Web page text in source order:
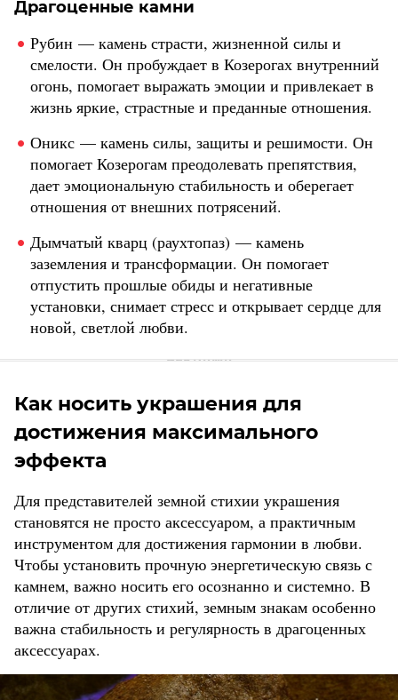
Драгоценные камни
Рубин — камень страсти, жизненной силы и
смелости. Он пробуждает в Козерогах внутренний
огонь, помогает выражать эмоции и привлекает в
жизнь яркие, страстные и преданные отношения.
Оникс — камень силы, защиты и решимости. Он
помогает Козерогам преодолевать препятствия,
дает эмоциональную стабильность и оберегает
отношения от внешних потрясений.
Дымчатый кварц (раухтопаз) — камень
заземления и трансформации. Он помогает
отпустить прошлые обиды и негативные
установки, снимает стресс и открывает сердце для
новой, светлой любви.
Как носить украшения для
достижения максимального
эффекта
Для представителей земной стихии украшения
становятся не просто аксессуаром, а практичным
инструментом для достижения гармонии в любви.
Чтобы установить прочную энергетическую связь с
камнем, важно носить его осознанно и системно. В
отличие от других стихий, земным знакам особенно
важна стабильность и регулярность в драгоценных
аксессуарах.